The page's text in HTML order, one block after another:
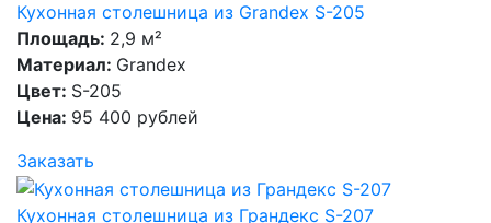
Кухонная столешница из Grandex S-205
Площадь: 2,9 м²
Материал: Grandex
Цвет: S-205
Цена: 95 400 рублей
Заказать
Кухонная столешница из Грандекс S-207